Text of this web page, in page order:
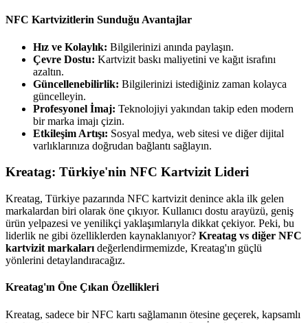
NFC Kartvizitlerin Sunduğu Avantajlar
Hız ve Kolaylık: Bilgilerinizi anında paylaşın.
Çevre Dostu: Kartvizit baskı maliyetini ve kağıt israfını
azaltın.
Güncellenebilirlik: Bilgilerinizi istediğiniz zaman kolayca
güncelleyin.
Profesyonel İmaj: Teknolojiyi yakından takip eden modern
bir marka imajı çizin.
Etkileşim Artışı: Sosyal medya, web sitesi ve diğer dijital
varlıklarınıza doğrudan bağlantı sağlayın.
Kreatag: Türkiye'nin NFC Kartvizit Lideri
Kreatag, Türkiye pazarında NFC kartvizit denince akla ilk gelen
markalardan biri olarak öne çıkıyor. Kullanıcı dostu arayüzü, geniş
ürün yelpazesi ve yenilikçi yaklaşımlarıyla dikkat çekiyor. Peki, bu
liderlik ne gibi özelliklerden kaynaklanıyor? Kreatag vs diğer NFC
kartvizit markaları değerlendirmemizde, Kreatag'ın güçlü
yönlerini detaylandıracağız.
Kreatag'ın Öne Çıkan Özellikleri
Kreatag, sadece bir NFC kartı sağlamanın ötesine geçerek, kapsamlı